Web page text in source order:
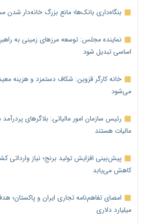
بنگاه‌داری بانک‌ها؛ مانع بزرگ خانه‌دار شدن
نماینده مجلس: توسعه مرزهای زمینی به
اساسی تبدیل شود
خانه کارگر قزوین: شکاف دستمزد و هزینه
می‌شود
رئیس سازمان امور مالیاتی: بلاگرهای
مالیات هستند
کاهش می‌یابد
میلیارد دلاری